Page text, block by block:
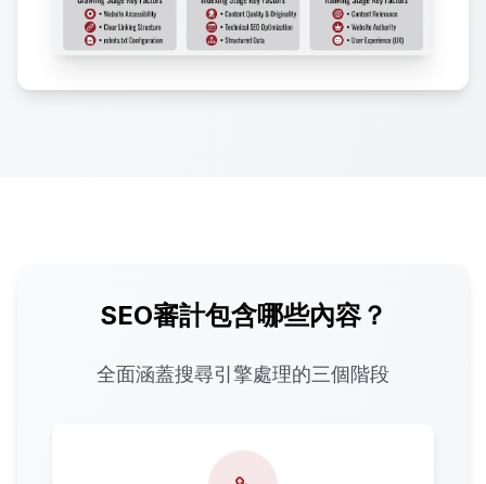
SEO審計包含哪些內容？
全面涵蓋搜尋引擎處理的三個階段